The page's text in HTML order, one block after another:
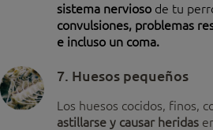
sistema nervioso de tu
convulsiones, problemas
e incluso un coma.
7. Huesos pequeños
Los huesos cocidos, finos,
astillarse y causar heridas